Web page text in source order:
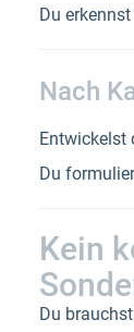
Du
Nach
Entwickelst
Du
Kein
Du